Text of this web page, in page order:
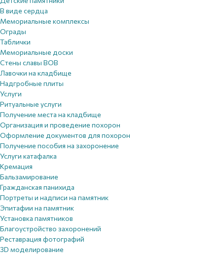
В виде сердца
Мемориальные комплексы
Ограды
Таблички
Мемориальные доски
Стены славы ВОВ
Лавочки на кладбище
Надгробные плиты
Услуги
Ритуальные услуги
Получение места на кладбище
Организация и проведение похорон
Оформление документов для похорон
Получение пособия на захоронение
Услуги катафалка
Кремация
Бальзамирование
Гражданская панихида
Портреты и надписи на памятник
Эпитафии на памятник
Установка памятников
Благоустройство захоронений
Реставрация фотографий
3D моделирование